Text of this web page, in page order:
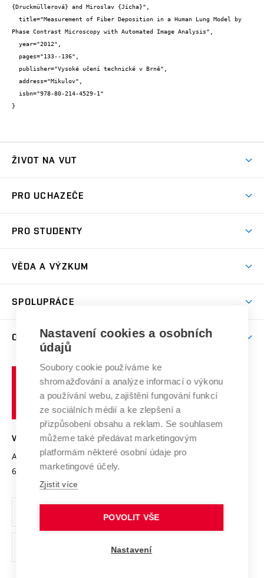
{Druckmüllerová} and Miroslav {Jícha}",
Phase Contrast Microscopy with Automated Image Analysis",
}
ŽIVOT NA VUT
Koleje
Sport na VUT
PRO UCHAZEČE
Dny otevřených dveří
Celoživotní vzdělávání
E-přihláška
PRO STUDENTY
Harmonogram akademického roku
Závěrečné práce
Doktorské studium
Zpracování osobních údajů studentů
Sociální bezpečí
Studium bez bariér
Podpora podnikání
VĚDA A VÝZKUM
Mezinárodní vědecká rada
Systém zajišťování kvality výzkumu
Výzkumné infrastruktury
Transfer znalostí
Open Science
Projekty
Projekty ze strukturálních fondů
Specifický výzkum
SPOLUPRÁCE
Firemní spolupráce
Zahraniční spolupráce
Spolupráce se školami
Mezinárodní dohody
Univerzitní sítě
O UNIVERZITĚ
Profil univerzity
Udržitelná univerzita
Podnikavá univerzita / ContriBUTe
Bezpečná univerzita
Vyznamenání
Organizační struktura
Ochrana osobních údajů
odkaz)
učení
technické
Brně
VYSOKÉ UČENÍ TECHNICKÉ V BRNĚ
Antonínská 548/1
602 00 Brno
www.vut.cz
vut@vutbr.cz
Nastavení cookies a osobních
údajů
Soubory cookie používáme ke
shromažďování a analýze informací o výkonu
a používání webu, zajištění fungování funkcí
ze sociálních médií a ke zlepšení a
přizpůsobení obsahu a reklam. Se souhlasem
můžeme také předávat marketingovým
platformám některé osobní údaje pro
marketingové účely.
Zjistit více
POVOLIT VŠE
Nastavení